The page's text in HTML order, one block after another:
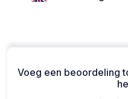
Voeg een beoordeling